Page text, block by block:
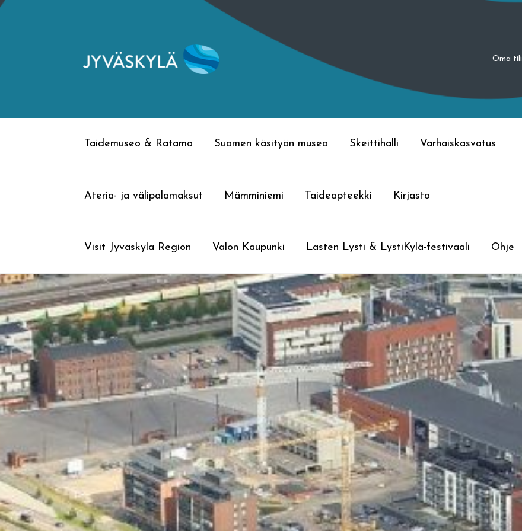
Siirry
Siirry
Oma tili
Taidemuseo & Ratamo Suomen käsityön museo Skeittihalli Varhaiskasvatus
Ateria- ja välipalamaksut Mämminiemi Taideapteekki Kirjasto
Visit Jyvaskyla Region Valon Kaupunki Lasten Lysti & LystiKylä-festivaali Ohje